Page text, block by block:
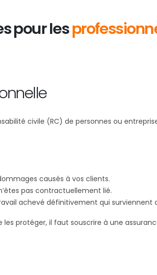
pour les
civile (RC) de personnes ou
causés à vos clients.
pas contractuellement lié.
achevé définitivement qui surviennent
les protéger, il faut souscrire à une